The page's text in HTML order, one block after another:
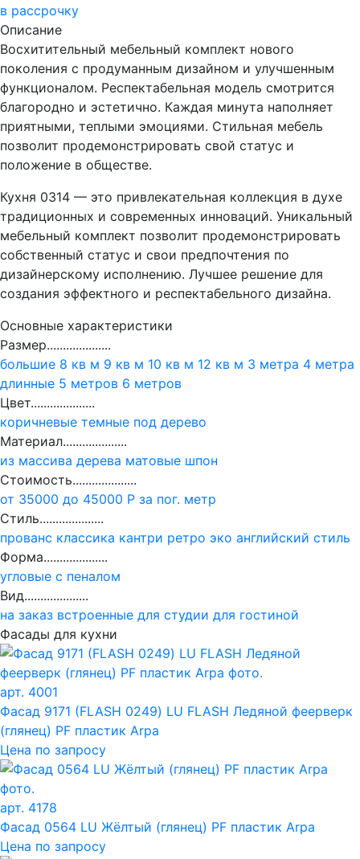
в рассрочку
Описание
Восхитительный мебельный комплект нового
поколения с продуманным дизайном и улучшенным
функционалом. Респектабельная модель смотрится
благородно и эстетично. Каждая минута наполняет
приятными, теплыми эмоциями. Стильная мебель
позволит продемонстрировать свой статус и
положение в обществе.
Кухня 0314 — это привлекательная коллекция в духе
традиционных и современных инноваций. Уникальный
мебельный комплект позволит продемонстрировать
собственный статус и свои предпочтения по
дизайнерскому исполнению. Лучшее решение для
создания эффектного и респектабельного дизайна.
Основные характеристики
Размер....................
большие 8 кв м 9 кв м 10 кв м 12 кв м 3 метра 4 метра
длинные 5 метров 6 метров
Цвет....................
коричневые темные под дерево
Материал....................
из массива дерева матовые шпон
Стоимость....................
от 35000 до 45000 Р за пог. метр
Стиль....................
прованс классика кантри ретро эко английский стиль
Форма....................
угловые с пеналом
Вид....................
на заказ встроенные для студии для гостиной
Фасады для кухни
арт. 4001
Фасад 9171 (FLASH 0249) LU FLASH Ледяной феерверк
(глянец) PF пластик Arpa
Цена по запросу
арт. 4178
Фасад 0564 LU Жёлтый (глянец) PF пластик Arpa
Цена по запросу